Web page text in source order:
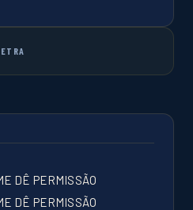
DÊ PERMISSÃO
DÊ PERMISSÃO